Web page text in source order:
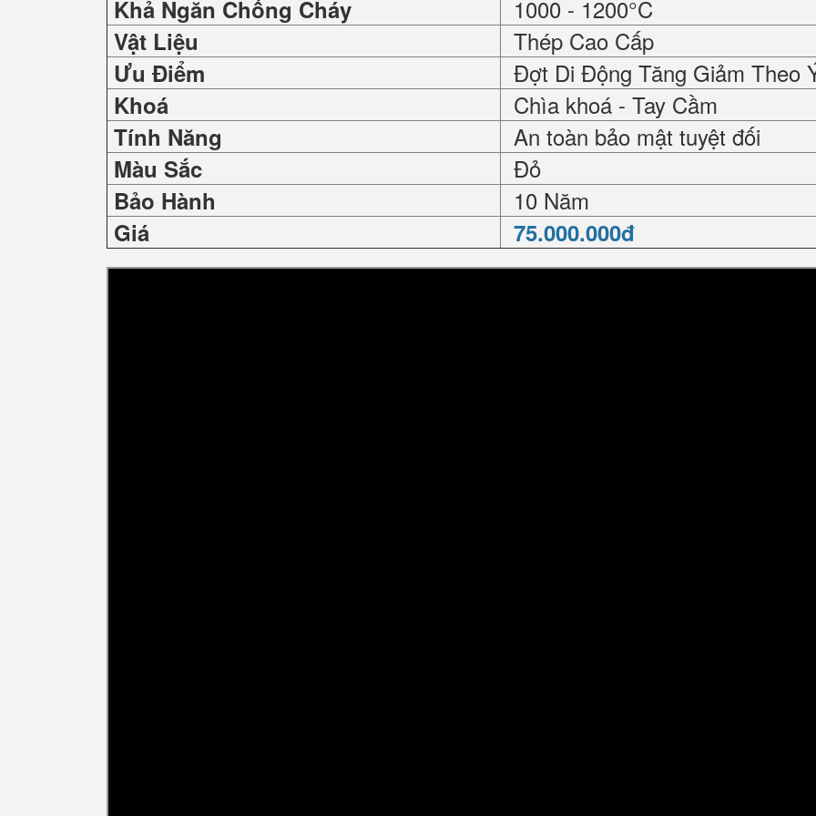
Khả Ngăn Chống Cháy 1000 - 1200°C
Vật Liệu Thép Cao Cấp
Ưu Điểm Đợt Di Động Tăng Giảm Theo
Khoá Chìa khoá - Tay Cầm
Tính Năng An toàn bảo mật tuyệt đối
Màu Sắc Đỏ
Bảo Hành 10 Năm
Giá 75.000.000đ